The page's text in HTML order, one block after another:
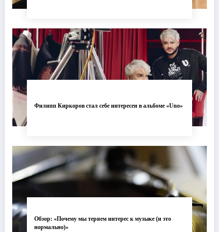
Филипп Киркоров стал себе интересен в альбоме «Uno»
Обзор: «Почему мы теряем интерес к музыке (и это
нормально)»